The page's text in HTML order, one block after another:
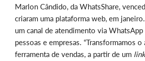
Marlon Cândido, da WhatsShare,
criaram uma plataforma web, em
um canal de atendimento via WhatsApp
pessoas e empresas. “Transformamos
ferramenta de vendas, a partir de um link